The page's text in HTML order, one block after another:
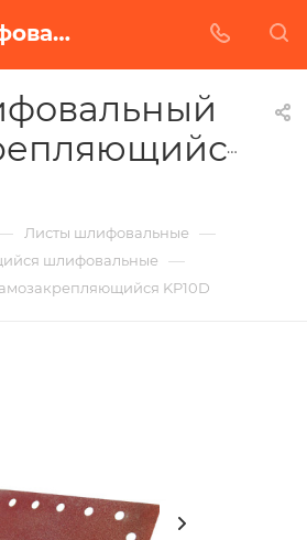
Лист шлифовальный самозакрепляющийся KP10D в Белгороде | Купить по недорогой цене от Абразивного Завода
Листы шлифовальные —
шлифовальные —
KP10D